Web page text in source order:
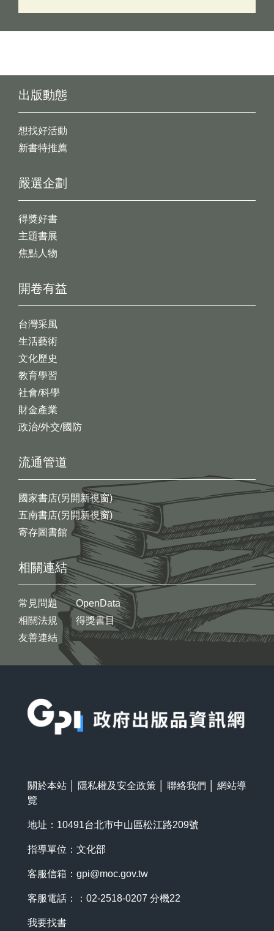
出版動態
想找好活動
新書特推薦
開卷有益
台灣采風
生活藝術
文化歷史
教育學習
社會/科學
財金產業
政治/外交/國防
嚴選企劃
得獎好書
主題書展
焦點人物
流通管道
國家書店(另開新視窗)
五南書店(另開新視窗)
寄存圖書館
相關連結
常見問題
相關法規
友善連結
OpenData
得獎書目
關於本站 隱私權及安全政策 聯絡我們
網站導
覽
地址：10491台北市中山區松江路209號
指導單位：文化部
客服信箱： gpi@moc.gov.tw
客服電話：：02-2518-0207 分機22
我要找書